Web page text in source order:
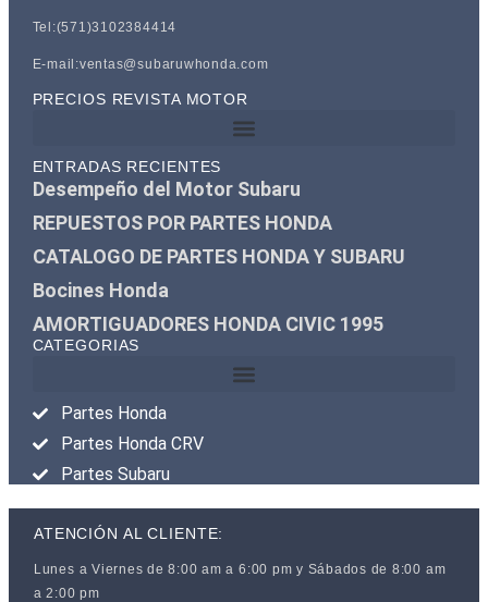
Tel:(571)3102384414
E-mail:ventas@subaruwhonda.com
PRECIOS REVISTA MOTOR
ENTRADAS RECIENTES
Desempeño del Motor Subaru
REPUESTOS POR PARTES HONDA
CATALOGO DE PARTES HONDA Y SUBARU
Bocines Honda
AMORTIGUADORES HONDA CIVIC 1995
CATEGORIAS
Partes Honda
Partes Honda CRV
Partes Subaru
ATENCIÓN AL CLIENTE:
Lunes a Viernes de 8:00 am a 6:00 pm y Sábados de 8:00 am
a 2:00 pm